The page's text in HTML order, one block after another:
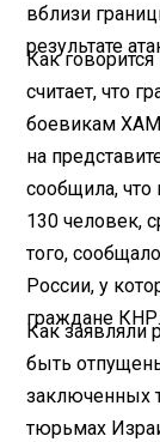
вблизи
результате
Как
считает, что
боевикам
на
сообщила, что
130 человек,
того,
России, у
граждане КНР.
Как заявляли
быть
заключенных
тюрьмах